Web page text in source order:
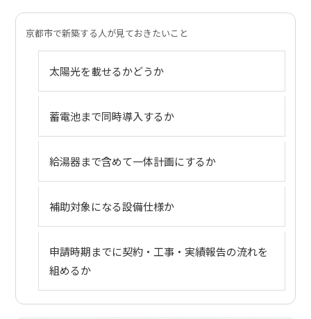
京都市で新築する人が見ておきたいこと
太陽光を載せるかどうか
蓄電池まで同時導入するか
給湯器まで含めて一体計画にするか
補助対象になる設備仕様か
申請時期までに契約・工事・実績報告の流れを
組めるか